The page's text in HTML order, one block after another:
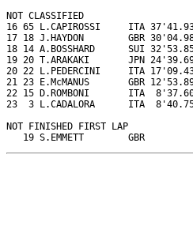
NOT CLASSIFIED
16 65 L.CAPIROSSI     ITA
17 18 J.HAYDON        GBR
18 14 A.BOSSHARD      SUI
19 20 T.ARAKAKI       JPN
20 22 L.PEDERCINI     ITA
21 23 E.McMANUS       GBR
22 15 D.ROMBONI       ITA
23  3 L.CADALORA      ITA
NOT FINISHED FIRST LAP
19 S.EMMETT        GBR